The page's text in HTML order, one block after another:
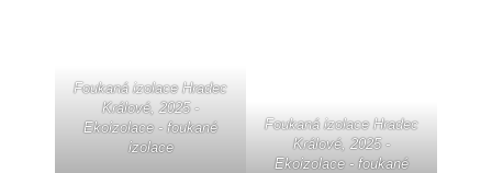
Foukaná izolace Hradec
Králové, 2025 -
Ekoizolace - foukané
izolace
Foukaná izolace Hradec
Králové, 2025 -
Ekoizolace - foukané